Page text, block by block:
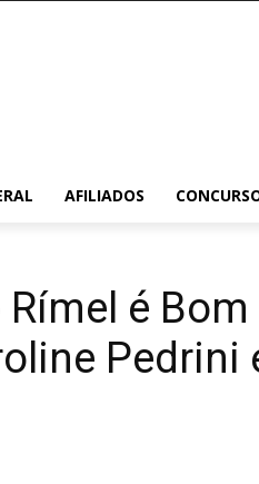
AFILIADOS
é Bom
Pedrini